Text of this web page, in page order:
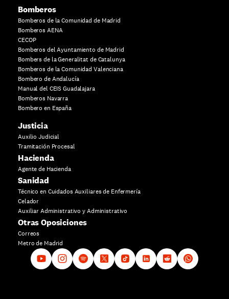
Bomberos
Bomberos de la Comunidad de Madrid
Bomberos AENA
CECOP
Bomberos del Ayuntamiento de Madrid
Bombers de la Generalitat de Catalunya
Bomberos de la Comunidad Valenciana
Bombero de Andalucía
Manual del CEIS Guadalajara
Bomberos Navarra
Bombero en España
Justicia
Auxilio Judicial
Tramitación Procesal
Hacienda
Agente de Hacienda
Sanidad
Técnico en Cuidados Auxiliares de Enfermería
Celador
Auxiliar Administrativo y Administrativo
Otras Oposiciones
Correos
Metro de Madrid